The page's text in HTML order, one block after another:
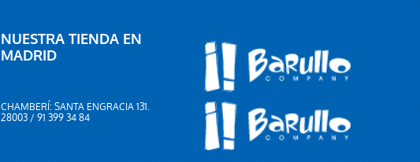
NUESTRA TIENDA EN
MADRID
CHAMBERÍ: SANTA ENGRACIA 131.
28003 / 91 399 34 84